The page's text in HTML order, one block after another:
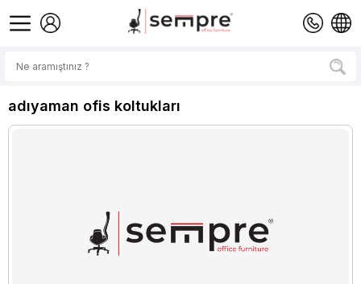
adıyaman ofis koltukları